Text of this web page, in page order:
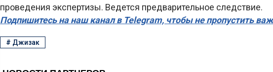
проведения экспертизы. Ведется предварительное следствие.
Подпишитесь на наш канал в Telegram, чтобы не пропустить
# Джизак